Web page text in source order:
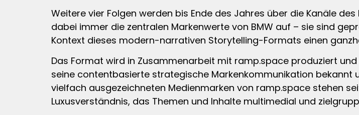
Weitere vier Folgen werden bis Ende des Jahres über die Kanäle
dabei immer die zentralen Markenwerte von BMW auf – sie sind
Kontext dieses modern-narrativen Storytelling-Formats einen
Das Format wird in Zusammenarbeit mit ramp.space produziert
seine contentbasierte strategische Markenkommunikation bekannt
vielfach ausgezeichneten Medienmarken von ramp.space stehen
Luxusverständnis, das Themen und Inhalte multimedial und